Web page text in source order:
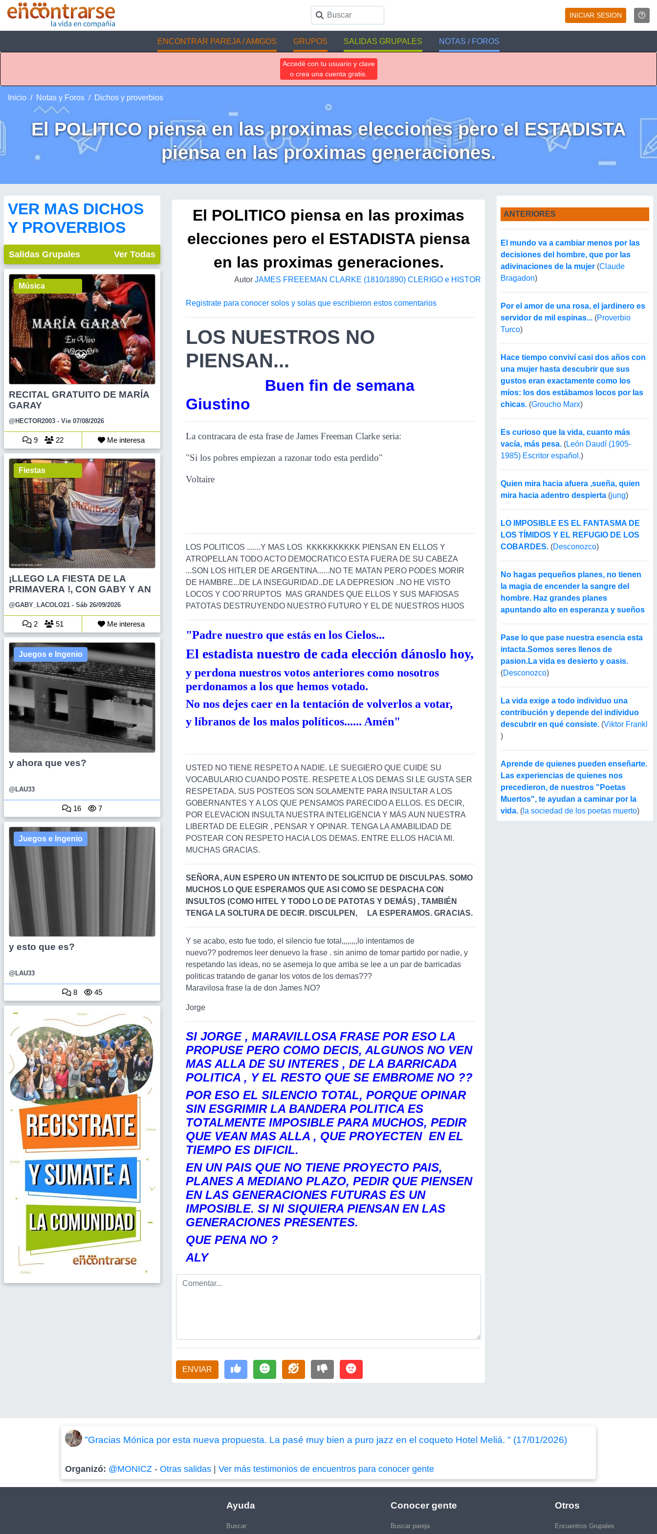
INICIAR SESION
ENCONTRAR PAREJA / AMIGOS GRUPOS SALIDAS GRUPALES NOTAS / FOROS
Accedé con tu usuario y clave
o crea una cuenta gratis.
Inicio Notas y Foros Dichos y proverbios
El POLITICO piensa en las proximas elecciones pero el ESTADISTA
piensa en las proximas generaciones.
VER MAS DICHOS
Y PROVERBIOS
Salidas Grupales Ver Todas
Música
RECITAL GRATUITO DE MARÍA
GARAY
@HECTOR2003 - Vie 07/08/2026
9 22 Me interesa
Fiestas
¡LLEGO LA FIESTA DE LA
PRIMAVERA !, CON GABY Y AN
@GABY_LACOLO21 - Sáb 26/09/2026
2 51 Me interesa
Juegos e Ingenio
y ahora que ves?
@LAU33
16 7
Juegos e Ingenio
y esto que es?
@LAU33
8 45
El POLITICO piensa en las proximas
elecciones pero el ESTADISTA piensa
en las proximas generaciones.
Autor JAMES FREEEMAN CLARKE (1810/1890) CLERIGO e HISTOR
Registrate para conocer solos y solas que escribieron estos comentarios
LOS NUESTROS NO
PIENSAN...
Buen fin de semana
Giustino
La contracara de esta frase de James Freeman Clarke seria:
"Si los pobres empiezan a razonar todo esta perdido"
Voltaire
LOS POLITICOS .......Y MAS LOS KKKKKKKKKK PIENSAN EN ELLOS Y
ATROPELLAN TODO ACTO DEMOCRATICO ESTA FUERA DE SU CABEZA
...SON LOS HITLER DE ARGENTINA......NO TE MATAN PERO PODES MORIR
DE HAMBRE...DE LA INSEGURIDAD..DE LA DEPRESION ..NO HE VISTO
LOCOS Y COO`RRUPTOS MAS GRANDES QUE ELLOS Y SUS MAFIOSAS
PATOTAS DESTRUYENDO NUESTRO FUTURO Y EL DE NUESTROS HIJOS
"Padre nuestro que estás en los Cielos...
El estadista nuestro de cada elección dánoslo hoy,
y perdona nuestros votos anteriores como nosotros
perdonamos a los que hemos votado.
No nos dejes caer en la tentación de volverlos a votar,
y líbranos de los malos políticos...... Amén"
USTED NO TIENE RESPETO A NADIE. LE SUEGIERO QUE CUIDE SU
VOCABULARIO CUANDO POSTE. RESPETE A LOS DEMAS SI LE GUSTA SER
RESPETADA. SUS POSTEOS SON SOLAMENTE PARA INSULTAR A LOS
GOBERNANTES Y A LOS QUE PENSAMOS PARECIDO A ELLOS. ES DECIR,
POR ELEVACION INSULTA NUESTRA INTELIGENCIA Y MÁS AUN NUESTRA
LIBERTAD DE ELEGIR , PENSAR Y OPINAR. TENGA LA AMABILIDAD DE
POSTEAR CON RESPETO HACIA LOS DEMAS. ENTRE ELLOS HACIA MI.
MUCHAS GRACIAS.
SEÑORA, AUN ESPERO UN INTENTO DE SOLICITUD DE DISCULPAS. SOMO
MUCHOS LO QUE ESPERAMOS QUE ASI COMO SE DESPACHA CON
INSULTOS (COMO HITEL Y TODO LO DE PATOTAS Y DEMÁS) , TAMBIÉN
TENGA LA SOLTURA DE DECIR. DISCULPEN, LA ESPERAMOS. GRACIAS.
Y se acabo, esto fue todo, el silencio fue total,,,,,,,,lo intentamos de
nuevo?? podremos leer denuevo la frase . sin animo de tomar partido por nadie, y
respetando las ideas, no se asemeja lo que arriba se lee a un par de barricadas
politicas tratando de ganar los votos de los demas???
Maravilosa frase la de don James NO?
Jorge
SI JORGE , MARAVILLOSA FRASE POR ESO LA
PROPUSE PERO COMO DECIS, ALGUNOS NO VEN
MAS ALLA DE SU INTERES , DE LA BARRICADA
POLITICA , Y EL RESTO QUE SE EMBROME NO ??
POR ESO EL SILENCIO TOTAL, PORQUE OPINAR
SIN ESGRIMIR LA BANDERA POLITICA ES
TOTALMENTE IMPOSIBLE PARA MUCHOS, PEDIR
QUE VEAN MAS ALLA , QUE PROYECTEN EN EL
TIEMPO ES DIFICIL.
EN UN PAIS QUE NO TIENE PROYECTO PAIS,
PLANES A MEDIANO PLAZO, PEDIR QUE PIENSEN
EN LAS GENERACIONES FUTURAS ES UN
IMPOSIBLE. SI NI SIQUIERA PIENSAN EN LAS
GENERACIONES PRESENTES.
QUE PENA NO ?
ALY
ENVIAR
ANTERIORES
El mundo va a cambiar menos por las
decisiones del hombre, que por las
adivinaciones de la mujer (Claude
Bragadon)
Por el amor de una rosa, el jardinero es
servidor de mil espinas... (Proverbio
Turco)
Hace tiempo conviví casi dos años con
una mujer hasta descubrir que sus
gustos eran exactamente como los
míos: los dos estábamos locos por las
chicas. (Groucho Marx)
Es curioso que la vida, cuanto más
vacía, más pesa. (León Daudí (1905-
1985) Escritor español.)
Quien mira hacia afuera ,sueña, quien
mira hacia adentro despierta (jung)
LO IMPOSIBLE ES EL FANTASMA DE
LOS TÍMIDOS Y EL REFUGIO DE LOS
COBARDES. (Desconozco)
No hagas pequeños planes, no tienen
la magia de encender la sangre del
hombre. Haz grandes planes
apuntando alto en esperanza y sueños
Pase lo que pase nuestra esencia esta
intacta.Somos seres llenos de
pasion.La vida es desierto y oasis.
(Desconozco)
La vida exige a todo individuo una
contribución y depende del individuo
descubrir en qué consiste. (Viktor Frankl
)
Aprende de quienes pueden enseñarte.
Las experiencias de quienes nos
precedieron, de nuestros "Poetas
Muertos", te ayudan a caminar por la
vida. ( la sociedad de los poetas muerto)
"Gracias Mónica por esta nueva propuesta. La pasé muy bien a puro jazz en el coqueto Hotel Meliá. " (17/01/2026)
Organizó: @MONICZ -Otras salidas |Ver más testimonios de encuentros para conocer gente
Ayuda
Buscar
Conocer gente
Buscar pareja
Otros
Encuentros Grupales